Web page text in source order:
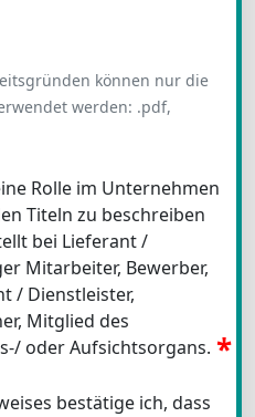
können nur die
werden: .pdf,
Rolle im Unternehmen
Titeln zu beschreiben
bei Lieferant /
Mitarbeiter, Bewerber,
/ Dienstleister,
Mitglied des
oder Aufsichtsorgans.
bestätige ich, dass